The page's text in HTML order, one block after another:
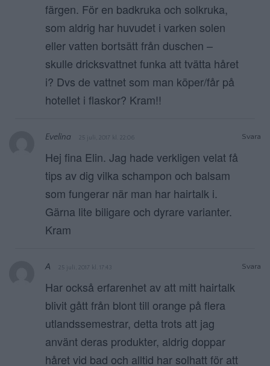
färgen. För en badkruka och solkruka,
som aldrig har huvudet i varken solen
eller vatten bortsätt från duschen –
skulle dricksvattnet funka att tvätta håret
i? Dvs de vattnet som man köper/får på
hotellet i flaskor? Kram!!
Svara
Evelina 25 juli, 2017 kl. 22:06
Hej fina Elin. Jag hade verkligen velat få
tips av dig vilka schampon och balsam
som fungerar när man har hairtalk i.
Gärna lite biligare och dyrare varianter.
Kram
Svara
A 25 juli, 2017 kl. 17:43
Har också erfarenhet av att mitt hairtalk
blivit gått från blont till orange på flera
utlandssemestrar, detta trots att jag
använt deras produkter, aldrig doppar
håret vid bad och alltid har solhatt för att